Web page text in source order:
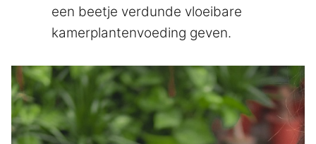
een beetje verdunde vloeibare
kamerplantenvoeding geven.